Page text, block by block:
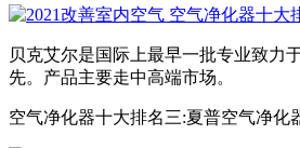
贝克艾尔是国际上最早一批专业致力
先。产品主要走中高端市场。
空气净化器十大排名三:夏普空气净化